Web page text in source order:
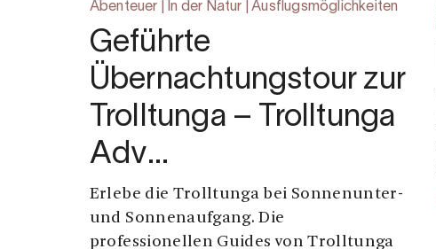
Abenteuer | In der Natur | Ausflugsmöglichkeiten
Geführte
Übernachtungstour zur
Trolltunga – Trolltunga
Adv…
Erlebe die Trolltunga bei Sonnenunter-
und Sonnenaufgang. Die
professionellen Guides von Trolltunga